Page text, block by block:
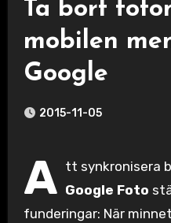
Ta bort
mobilen
Google
2015-11-05
A tt synkronisera
Google Foto
funderingar: När